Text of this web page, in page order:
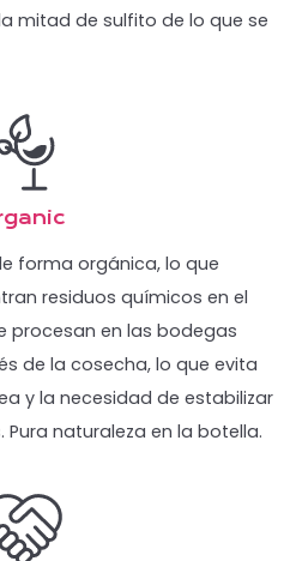
mitad de sulfito de lo que se
forma orgánica, lo que
residuos químicos en el
procesan en las bodegas
de la cosecha, lo que evita
y la necesidad de estabilizar
naturaleza en la botella.